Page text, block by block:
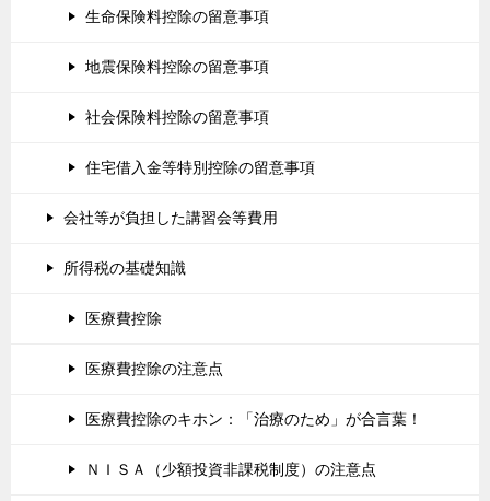
生命保険料控除の留意事項
地震保険料控除の留意事項
社会保険料控除の留意事項
住宅借入金等特別控除の留意事項
会社等が負担した講習会等費用
所得税の基礎知識
医療費控除
医療費控除の注意点
医療費控除のキホン：「治療のため」が合言葉！
ＮＩＳＡ（少額投資非課税制度）の注意点